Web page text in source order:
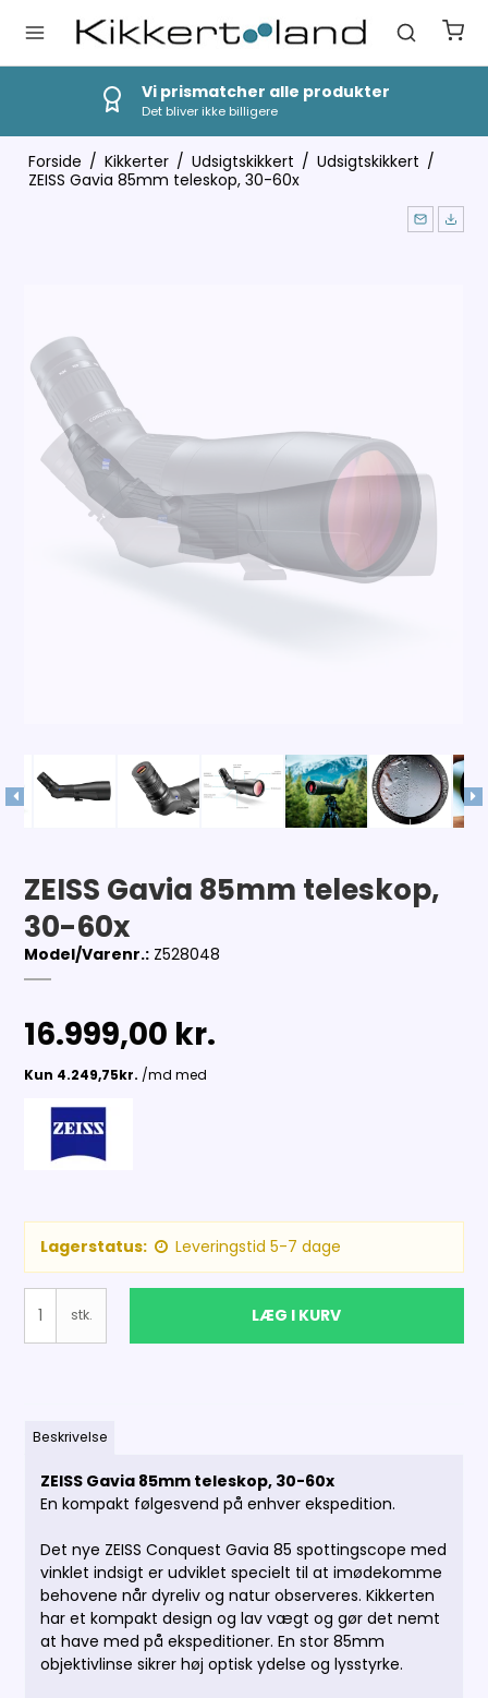
Hurtig Levering
1-3 dages levering
Forside / Kikkerter / Udsigtskikkert / Udsigtskikkert /
ZEISS Gavia 85mm teleskop, 30-60x
ZEISS Gavia 85mm teleskop,
30-60x
Model/Varenr.: Z528048
16.999,00 kr.
Lagerstatus: Leveringstid 5-7 dage
stk. LÆG I KURV
Beskrivelse
ZEISS Gavia 85mm teleskop, 30-60x
En kompakt følgesvend på enhver ekspedition.
Det nye ZEISS Conquest Gavia 85 spottingscope med
vinklet indsigt er udviklet specielt til at imødekomme
behovene når dyreliv og natur observeres. Kikkerten
har et kompakt design og lav vægt og gør det nemt
at have med på ekspeditioner.En stor 85mm
objektivlinse sikrer høj optisk ydelse og lysstyrke.